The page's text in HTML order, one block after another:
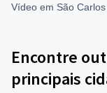
Vídeo em São Carlos
Encontre
principais